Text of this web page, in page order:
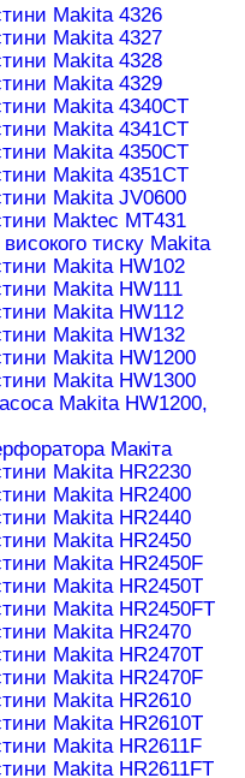
Makita 4326
Makita 4327
Makita 4328
Makita 4329
Makita 4340CT
Makita 4341CT
Makita 4350CT
Makita 4351CT
Makita JV0600
Maktec MT431
тиску Makita
Makita HW102
Makita HW111
Makita HW112
Makita HW132
Makita HW1200
Makita HW1300
Makita HW1200,
Макіта
Makita HR2230
Makita HR2400
Makita HR2440
Makita HR2450
Makita HR2450F
Makita HR2450T
Makita HR2450FT
Makita HR2470
Makita HR2470T
Makita HR2470F
Makita HR2610
Makita HR2610T
Makita HR2611F
Makita HR2611FT